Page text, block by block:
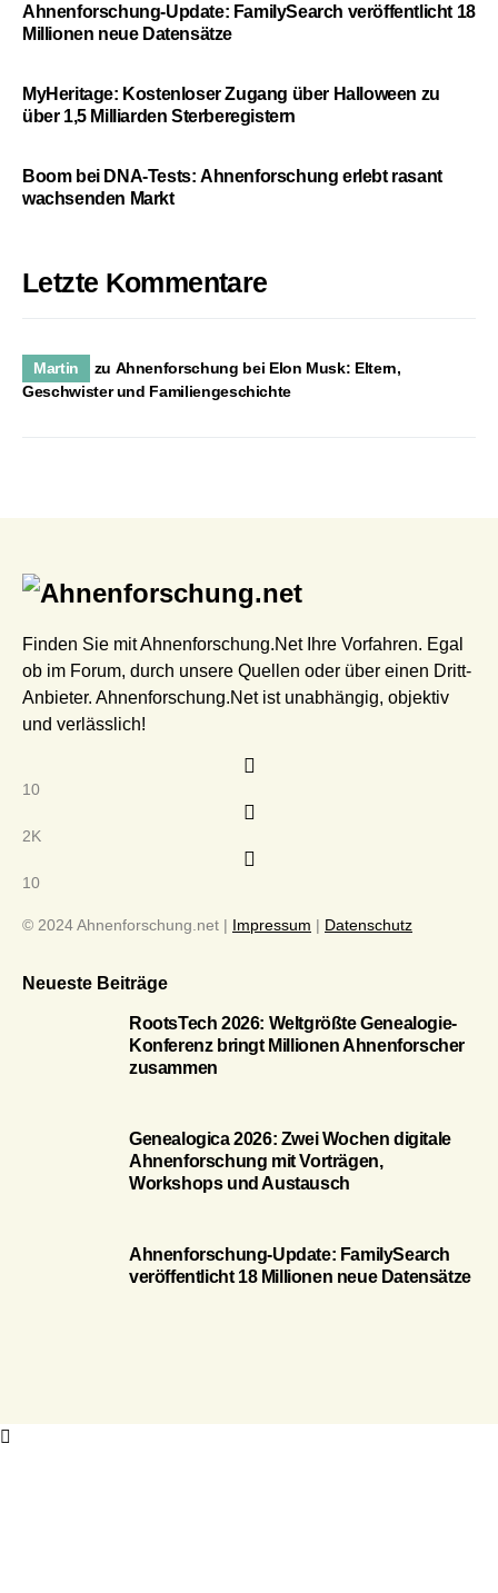
Ahnenforschung-Update: FamilySearch veröffentlicht 18
Millionen neue Datensätze
MyHeritage: Kostenloser Zugang über Halloween zu
über 1,5 Milliarden Sterberegistern
Boom bei DNA-Tests: Ahnenforschung erlebt rasant
wachsenden Markt
Letzte Kommentare
Martin zu Ahnenforschung bei Elon Musk: Eltern,
Geschwister und Familiengeschichte
Finden Sie mit Ahnenforschung.Net Ihre Vorfahren. Egal
ob im Forum, durch unsere Quellen oder über einen Dritt-
Anbieter. Ahnenforschung.Net ist unabhängig, objektiv
und verlässlich!
10
2K
10
© 2024 Ahnenforschung.net | Impressum | Datenschutz
Neueste Beiträge
RootsTech 2026: Weltgrößte Genealogie-
Konferenz bringt Millionen Ahnenforscher
zusammen
Genealogica 2026: Zwei Wochen digitale
Ahnenforschung mit Vorträgen,
Workshops und Austausch
Ahnenforschung-Update: FamilySearch
veröffentlicht 18 Millionen neue Datensätze